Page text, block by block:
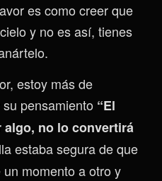
es como creer que
y no es así, tienes
estoy más de
pensamiento “El
algo, no lo convertirá
estaba segura de que
momento a otro y